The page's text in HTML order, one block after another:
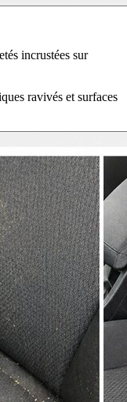
incrustées sur
ravivés et surfaces